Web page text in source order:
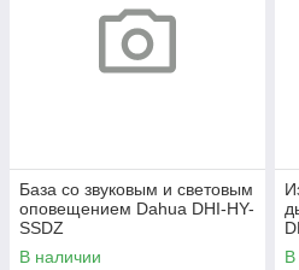
База со звуковым и световым
оповещением Dahua DHI-HY-
SSDZ
В наличии
В